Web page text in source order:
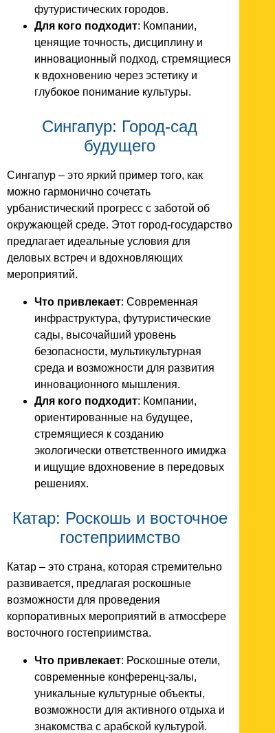
футуристических городов.
Для кого подходит: Компании,
ценящие точность, дисциплину и
инновационный подход, стремящиеся
к вдохновению через эстетику и
глубокое понимание культуры.
Сингапур: Город-сад
будущего
Сингапур – это яркий пример того, как
можно гармонично сочетать
урбанистический прогресс с заботой об
окружающей среде. Этот город-государство
предлагает идеальные условия для
деловых встреч и вдохновляющих
мероприятий.
Что привлекает: Современная
инфраструктура, футуристические
сады, высочайший уровень
безопасности, мультикультурная
среда и возможности для развития
инновационного мышления.
Для кого подходит: Компании,
ориентированные на будущее,
стремящиеся к созданию
экологически ответственного имиджа
и ищущие вдохновение в передовых
решениях.
Катар: Роскошь и восточное
гостеприимство
Катар – это страна, которая стремительно
развивается, предлагая роскошные
возможности для проведения
корпоративных мероприятий в атмосфере
восточного гостеприимства.
Что привлекает: Роскошные отели,
современные конференц-залы,
уникальные культурные объекты,
возможности для активного отдыха и
знакомства с арабской культурой.